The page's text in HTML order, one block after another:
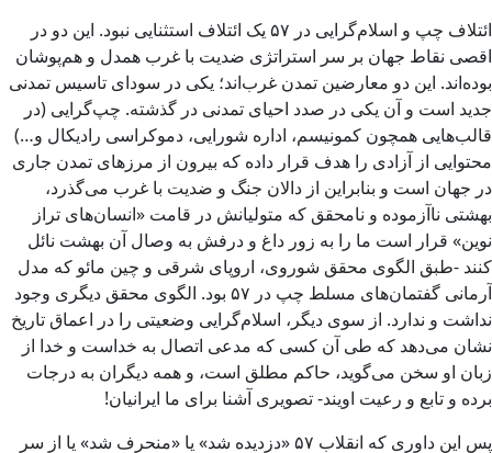
ائتلاف چپ و اسلام‌گرایی در ۵۷ یک ائتلاف استثنایی نبود. این دو در
اقصی نقاط جهان بر سر استراتژی ضدیت با غرب همدل و هم‌پوشان
بوده‌اند. این دو معارضین تمدن غرب‌اند؛ یکی در سودای تاسیس تمدنی
جدید است و آن یکی در صدد احیای تمدنی در گذشته. چپ‌گرایی (در
قالب‌هایی همچون کمونیسم، اداره شورایی، دموکراسی رادیکال و…)
محتوایی از آزادی را هدف قرار داده که بیرون از مرزهای تمدن جاری
در جهان است و بنابراین از دالان جنگ و ضدیت با غرب می‌گذرد،
بهشتی ناآزموده و نامحقق که متولیانش در قامت «انسان‌های تراز
نوین» قرار است ما را به زور داغ و درفش به وصال آن بهشت نائل
کنند -طبق الگوی محقق شوروی، اروپای شرقی و چین مائو که مدل
آرمانی گفتمان‌های مسلط چپ در ۵۷ بود. الگوی محقق دیگری وجود
نداشت و ندارد. از سوی دیگر، اسلام‌گرایی وضعیتی را در اعماق تاریخ
نشان می‌دهد که طی آن کسی که مدعی اتصال به خداست و خدا از
زبان او سخن می‌گوید، حاکم مطلق است، و همه دیگران به درجات
برده و تابع و رعیت اویند- تصویری آشنا برای ما ایرانیان!
پس این داوری که انقلاب ۵۷ «دزدیده شد» یا «منحرف شد» یا از سر